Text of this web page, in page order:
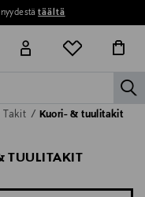
täältä
KOTI
Takit Kuori- & tuulitakit
TUULITAKIT